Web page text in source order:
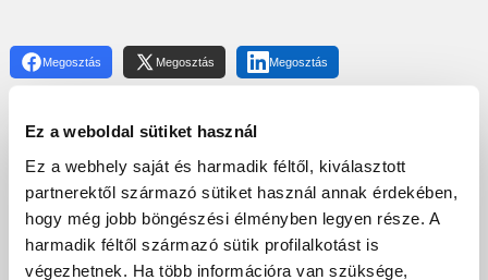
Ez a weboldal sütiket használ
Ez a webhely saját és harmadik féltől, kiválasztott
partnerektől származó sütiket használ annak érdekében,
hogy még jobb böngészési élményben legyen része. A
harmadik féltől származó sütik profilalkotást is
végezhetnek. Ha több információra van szüksége,
Megosztás Megosztás Megosztás
További cikkeink